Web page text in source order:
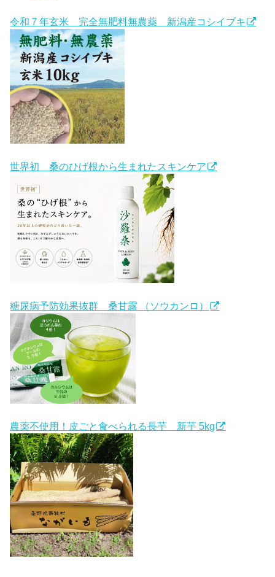
令和７年玄米 完全無肥料無農薬 新潟産コシイブキ
世界初 桑のひげ根から生まれたスキンケア
糖尿病予防効果抜群 桑甘露 （ソウカンロ）
農薬不使用！皮ごと食べられる長芋 新芋 5kg